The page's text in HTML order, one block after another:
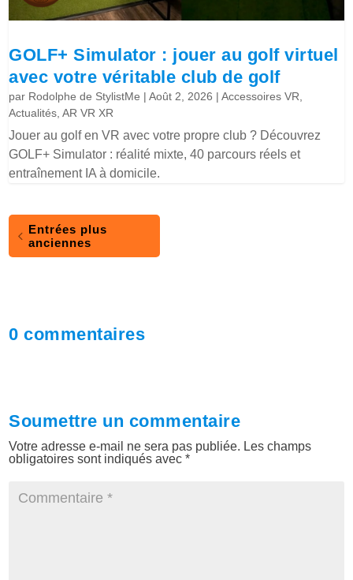
GOLF+ Simulator : jouer au golf virtuel
avec votre véritable club de golf
par Rodolphe de StylistMe |Août 2, 2026 |Accessoires VR
Actualités ,AR VR XR
Jouer au golf en VR avec votre propre club ? Découvrez
GOLF+ Simulator : réalité mixte, 40 parcours réels et
entraînement IA à domicile.
Entrées plus
anciennes
0 commentaires
Soumettre un commentaire
Votre adresse e-mail ne sera pas publiée. Les champs
obligatoires sont indiqués avec*